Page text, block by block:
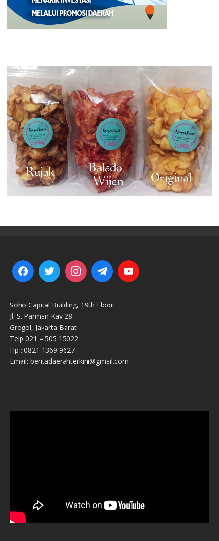
Soho Capital Building, 19th Floor
Jl. S. Parman Kav 28
Grogol, Jakarta Barat
Telp 021 – 505 15022
Hp : 0821 1369 9627
Email: beritadaerahterkini@gmail.com